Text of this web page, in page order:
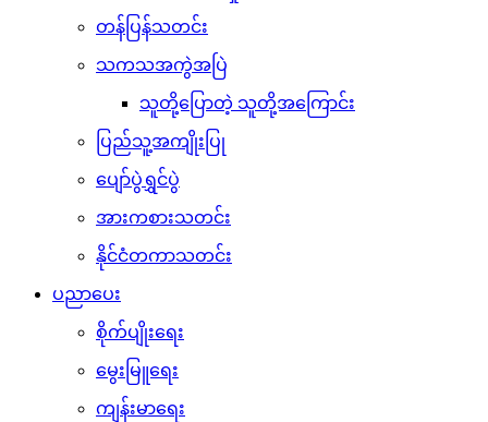
တန်ပြန်သတင်း
သကသအကွဲအပြဲ
သူတို့ပြောတဲ့ သူတို့အကြောင်း
ပြည်သူ့အကျိုးပြု
ပျော်ပွဲရွှင်ပွဲ
အားကစားသတင်း
နိုင်ငံတကာသတင်း
ပညာပေး
စိုက်ပျိုးရေး
မွေးမြူရေး
ကျန်းမာရေး